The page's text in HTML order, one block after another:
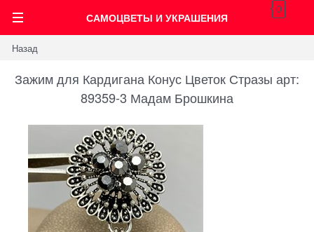
САМОЦВЕТЫ И УКРАШЕНИЯ
0
Назад
Зажим для Кардигана Конус Цветок Стразы арт:
89359-3 Мадам Брошкина